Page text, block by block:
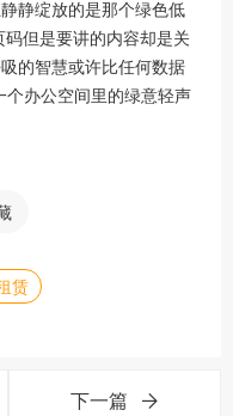
静绽放的是那个绿色低
但是要讲的内容却是关
的智慧或许比任何数据
个办公空间里的绿意轻声
赁
下一篇